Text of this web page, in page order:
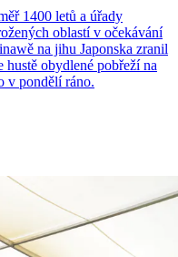
1400 letů a úřady
oblastí v očekávání
na jihu Japonska zranil
hustě obydlené pobřeží na
v pondělí ráno.